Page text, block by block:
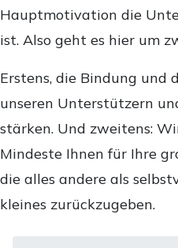
Hauptmotivation die
ist. Also geht es hier um
Erstens, die Bindung und
unseren Unterstützern
stärken. Und zweitens:
Mindeste Ihnen für Ihre
die alles andere als
kleines zurückzugeben.